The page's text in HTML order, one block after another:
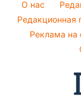
Новости
Новости
Новости
Новости
Новости
Народные
Все о шоу-
O нас
Редакционная
Реклама на